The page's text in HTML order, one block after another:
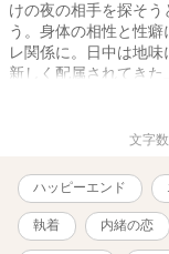
けの夜の相手を探そ
う。身体の相性と性
レ関係に。日中は地味
新しく配属されてき
――？ それでも信じ
うな好感度百点の上
似？ それよりなによ
えていく思い、無視
が始まってしまうの
文字
ハッピーエンド
執着 内緒の恋